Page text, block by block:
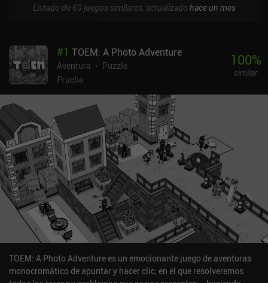
Listado de 60 juegos similares, actualizado hace un mes
#1 TOEM: A Photo Adventure
Aventura
Puzzle
Prueba
100%
similar
TOEM: A Photo Adventure es un emocionante juego de aventuras
monocromático de apuntar y hacer clic, en el que resolveremos